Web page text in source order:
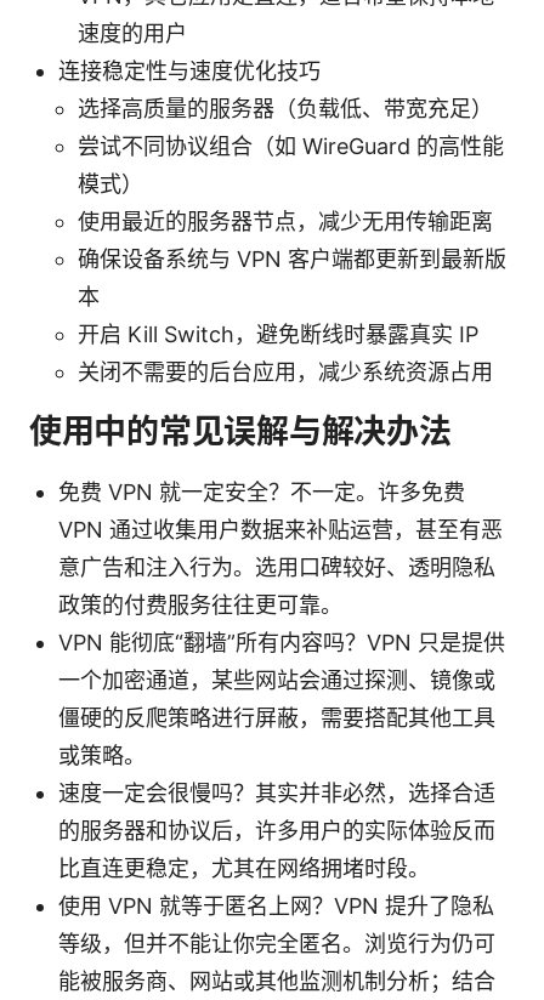
速度的用户
连接稳定性与速度优化技巧
选择高质量的服务器（负载低、带宽充足）
尝试不同协议组合（如 WireGuard 的高性能
模式）
使用最近的服务器节点，减少无用传输距离
确保设备系统与 VPN 客户端都更新到最新版
本
开启 Kill Switch，避免断线时暴露真实 IP
关闭不需要的后台应用，减少系统资源占用
使用中的常见误解与解决办法
免费 VPN 就一定安全？不一定。许多免费
VPN 通过收集用户数据来补贴运营，甚至有恶
意广告和注入行为。选用口碑较好、透明隐私
政策的付费服务往往更可靠。
VPN 能彻底“翻墙”所有内容吗？VPN 只是提供
一个加密通道，某些网站会通过探测、镜像或
僵硬的反爬策略进行屏蔽，需要搭配其他工具
或策略。
速度一定会很慢吗？其实并非必然，选择合适
的服务器和协议后，许多用户的实际体验反而
比直连更稳定，尤其在网络拥堵时段。
使用 VPN 就等于匿名上网？VPN 提升了隐私
等级，但并不能让你完全匿名。浏览行为仍可
能被服务商、网站或其他监测机制分析；结合